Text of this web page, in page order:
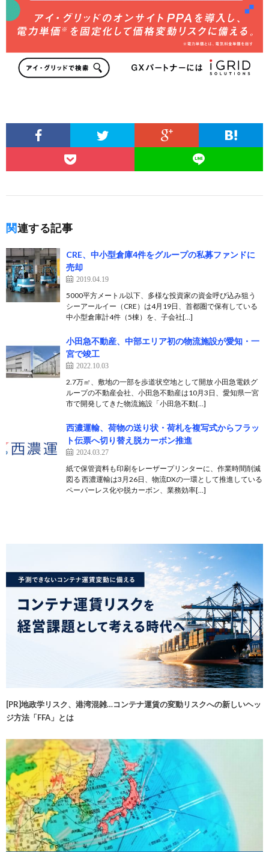
関連する記事
CRE、中小型倉庫4件をグループの私募ファンドに
売却
2019.04.19
5000平方メートル以下、多様な投資家の資金呼び込み狙う
シーアールイー（CRE）は4月19日、首都圏で保有している
中小型倉庫計4件（5棟）を、子会社[…]
小田急不動産、中部エリア初の物流施設が愛知・一
宮で竣工
2022.10.03
2.7万㎡、敷地の一部を歩道状空地として開放 小田急電鉄グ
ループの不動産会社、小田急不動産は10月3日、愛知県一宮
市で開発してきた物流施設「小田急不動[…]
西濃運輸、荷物の送り状・荷札を複写式からフラッ
ト伝票へ切り替え脱カーボン推進
2024.03.27
紙で保管資料も印刷をレーザープリンターに、作業時間削減
図る 西濃運輸は3月26日、物流DXの一環として推進している
ペーパーレス化や脱カーボン、業務効率[…]
[PR]地政学リスク、港湾混雑…コンテナ運賃の変動リスクへの新しいヘッ
ジ方法「FFA」とは